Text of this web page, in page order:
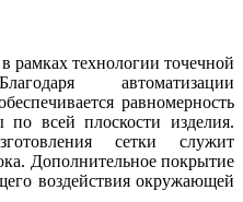
рамках технологии точечной
автоматизации
равномерность
по всей плоскости изделия.
сетки служит
Дополнительное покрытие
воздействия окружающей